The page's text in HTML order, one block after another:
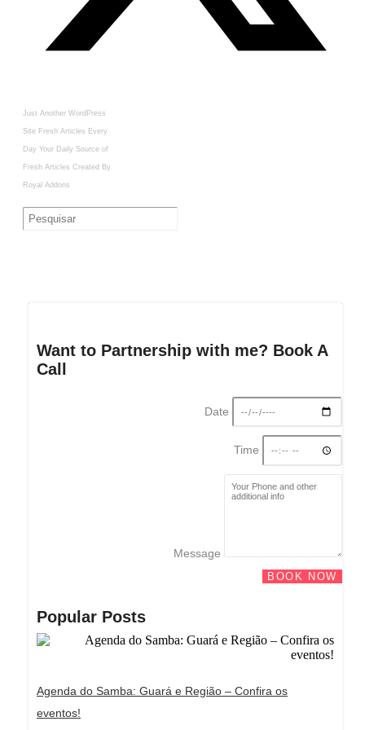
Just Another WordPress
Site Fresh Articles Every
Day Your Daily Source of
Fresh Articles Created By
Royal Addons
Want to Partnership with me? Book A
Call
Date
Time
Message
BOOK NOW
Popular Posts
Agenda do Samba: Guará e Região – Confira os
eventos!